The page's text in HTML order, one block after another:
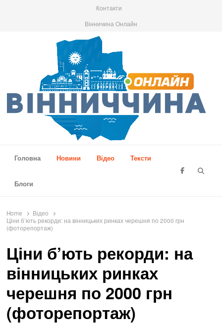
Контакти
Вінничина Онлайн
Головна
Новини Відео Тексти
Блоги
Home
Відео
Ціни б’ють рекорди: на вінницьких ринках черешня по 2000 грн
(фоторепортаж)
Ціни б’ють рекорди: на
вінницьких ринках
черешня по 2000 грн
(фоторепортаж)